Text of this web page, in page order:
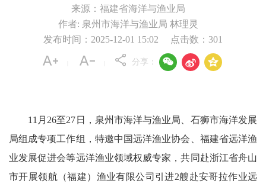
来源：福建省海洋与渔业局
作者: 泉州市海洋与渔业局 林理灵
发布时间：2025-12-01 15:02
点击数： 301
分享：   
11月26至27日，泉州市海洋与渔业局、石狮市海洋发展
局组成专项工作组，特邀中国远洋渔业协会、福建省远洋渔
业发展促进会等远洋渔业领域权威专家，共同赴浙江省舟山
市开展领航（福建）渔业有限公司引进2艘赴安哥拉作业远